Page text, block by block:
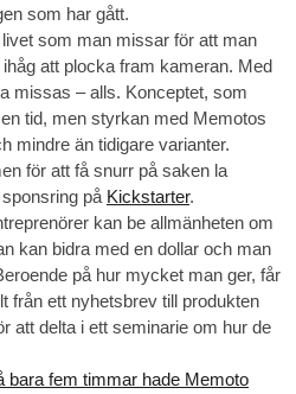
som har gått.
som man missar för att man
att plocka fram kameran. Med
missas – alls. Konceptet, som
tid, men styrkan med Memotos
mindre än tidigare varianter.
för att få snurr på saken la
på Kickstarter.
kan be allmänheten om
kan bidra med en dollar och man
på hur mycket man ger, får
från ett nyhetsbrev till produkten
att delta i ett seminarie om hur de
bara fem timmar hade Memoto